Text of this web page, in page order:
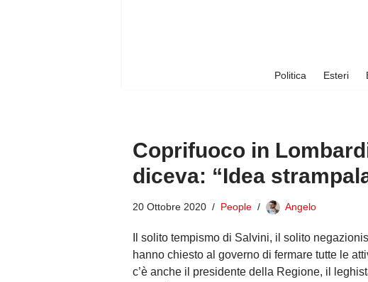
Politica Esteri
Coprifuoco in
diceva: “Idea
20 Ottobre 2020 People Angelo
Il solito tempismo di Salvini, il solito
hanno chiesto al governo di fermare tutte le
c’è anche il presidente della Regione, il